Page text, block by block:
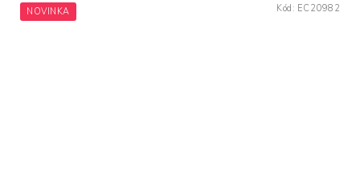
NOVINKA Kód: EC20982